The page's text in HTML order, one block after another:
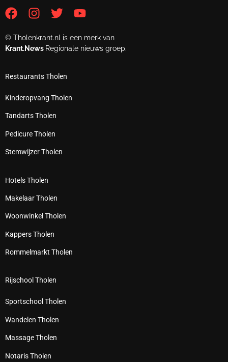
© Tholenkrant.nl is een merk van
Krant.News Regionale nieuws groep.
Restaurants Tholen
Kinderopvang Tholen
Tandarts Tholen
Pedicure Tholen
Stemwijzer Tholen
Hotels Tholen
Makelaar Tholen
Woonwinkel Tholen
Kappers Tholen
Rommelmarkt Tholen
Rijschool Tholen
Sportschool Tholen
Wandelen Tholen
Massage Tholen
Notaris Tholen